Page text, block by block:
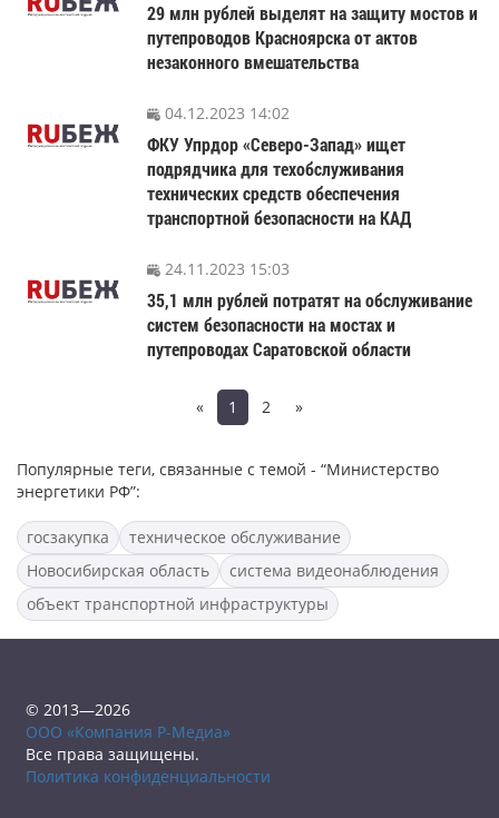
29 млн рублей выделят на защиту мостов и
путепроводов Красноярска от актов
незаконного вмешательства
04.12.2023 14:02
ФКУ Упрдор «Северо-Запад» ищет
подрядчика для техобслуживания
технических средств обеспечения
транспортной безопасности на КАД
24.11.2023 15:03
35,1 млн рублей потратят на обслуживание
систем безопасности на мостах и
путепроводах Саратовской области
« 1 2 »
Популярные теги, связанные с темой - “Министерство
энергетики РФ”:
госзакупка
техническое обслуживание
Новосибирская область
система видеонаблюдения
объект транспортной инфраструктуры
© 2013—2026
ООО «Компания Р-Медиа»
Все права защищены.
Политика конфиденциальности